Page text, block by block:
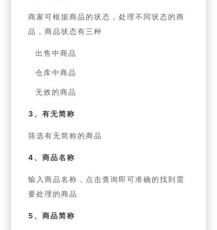
商家可根据商品的状态，处理不同状态的商
品，商品状态有三种
出售中商品
仓库中商品
无效的商品
3、有无简称
筛选有无简称的商品
4、商品名称
输入商品名称，点击查询即可准确的找到需
要处理的商品
5、商品简称